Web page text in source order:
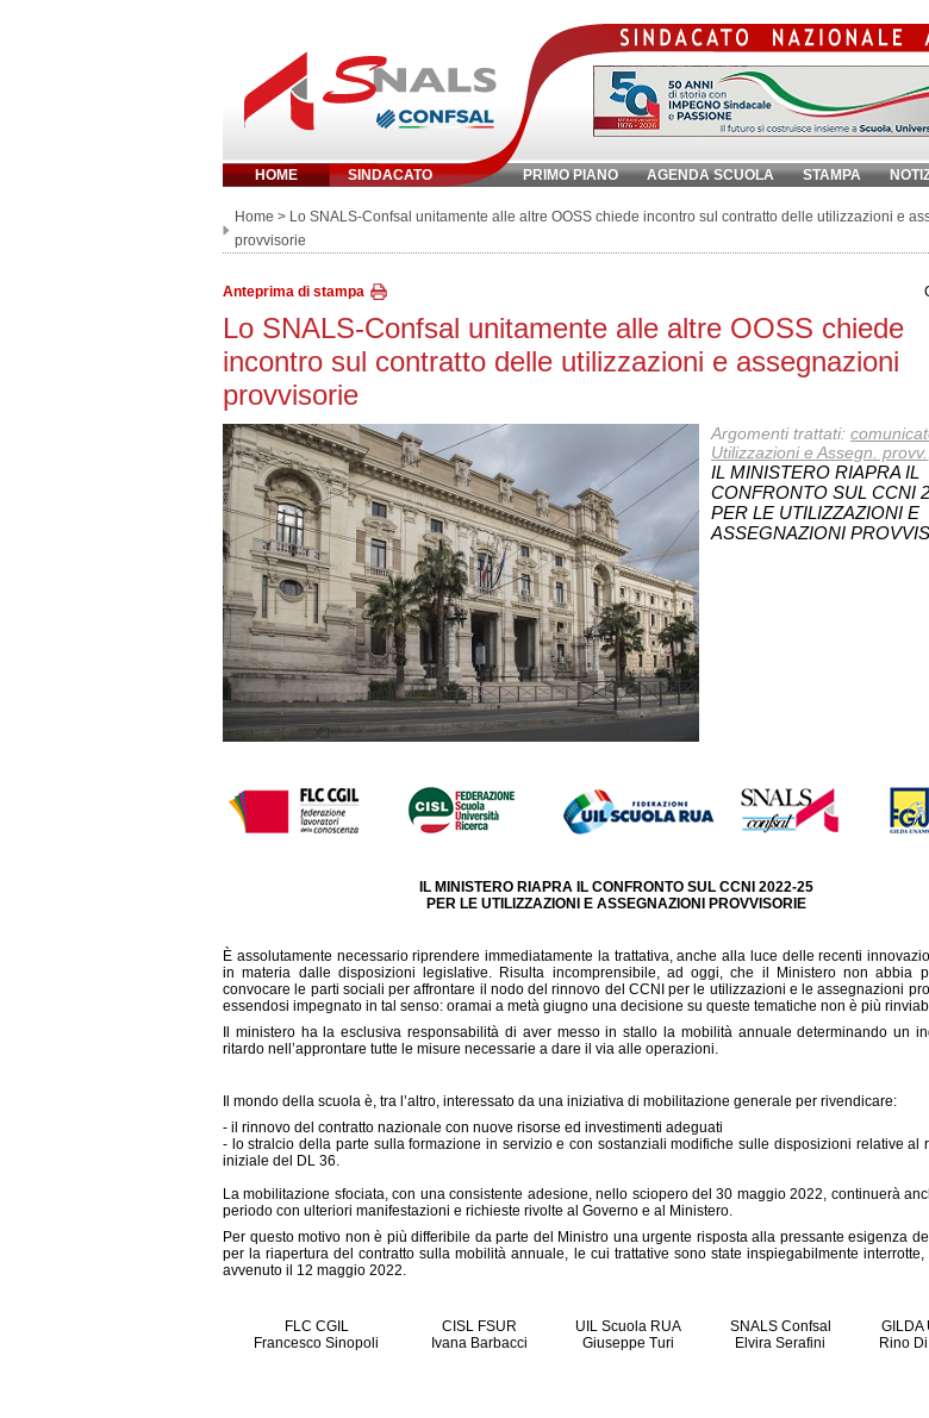
HOME SINDACATO PRIMO PIANO AGENDA SCUOLA STAMPA
Inserisci parola chiave:
Home > Lo SNALS-Confsal unitamente alle altre OOSS chiede incontro sul contratto delle utilizzazioni e
provvisorie
Anteprima di stampa
Lo SNALS-Confsal unitamente alle altre OOSS chiede
incontro sul contratto delle utilizzazioni e assegnazioni
provvisorie
Argomenti trattati:
Utilizzazioni e Assegn. provv.
IL MINISTERO RIAPRA IL
CONFRONTO SUL CCNI
PER LE UTILIZZAZIONI E
ASSEGNAZIONI
IL MINISTERO RIAPRA IL CONFRONTO SUL CCNI 2022-25
PER LE UTILIZZAZIONI E ASSEGNAZIONI PROVVISORIE
È assolutamente necessario riprendere immediatamente la trattativa, anche alla luce delle recenti
in materia dalle disposizioni legislative. Risulta incomprensibile, ad oggi, che il Ministero non abbia
convocare le parti sociali per affrontare il nodo del rinnovo del CCNI per le utilizzazioni e le assegnazioni
essendosi impegnato in tal senso: oramai a metà giugno una decisione su queste tematiche non è più
Il ministero ha la esclusiva responsabilità di aver messo in stallo la mobilità annuale determinando un
ritardo nell’approntare tutte le misure necessarie a dare il via alle operazioni.
Il mondo della scuola è, tra l’altro, interessato da una iniziativa di mobilitazione generale per rivendicare:
- il rinnovo del contratto nazionale con nuove risorse ed investimenti adeguati
- lo stralcio della parte sulla formazione in servizio e con sostanziali modifiche sulle disposizioni relative al
iniziale del DL 36.
La mobilitazione sfociata, con una consistente adesione, nello sciopero del 30 maggio 2022, continuerà
periodo con ulteriori manifestazioni e richieste rivolte al Governo e al Ministero.
Per questo motivo non è più differibile da parte del Ministro una urgente risposta alla pressante esigenza
per la riapertura del contratto sulla mobilità annuale, le cui trattative sono state inspiegabilmente interrotte,
avvenuto il 12 maggio 2022.
FLC CGIL
Francesco Sinopoli
CISL FSUR
Ivana Barbacci
UIL Scuola RUA
Giuseppe Turi
SNALS Confsal
Elvira Serafini
GILDA
Rino